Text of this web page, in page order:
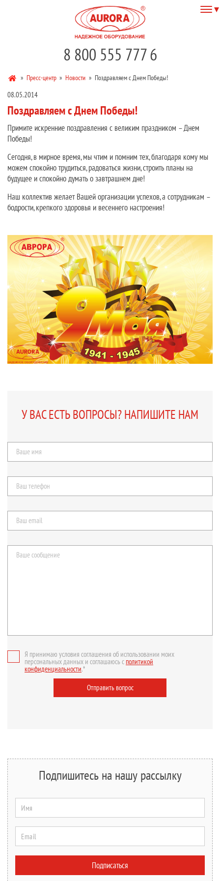
8 800 555 777 6
» Пресс-центр » Новости » Поздравляем с Днем Победы!
08.05.2014
Поздравляем с Днем Победы!
Примите искренние поздравления с великим праздником – Днем
Победы!
Сегодня, в мирное время, мы чтим и помним тех, благодаря кому мы
можем спокойно трудиться, радоваться жизни, строить планы на
будущее и спокойно думать о завтрашнем дне!
Наш коллектив желает Вашей организации успехов, а сотрудникам –
бодрости, крепкого здоровья и весеннего настроения!
У ВАС ЕСТЬ ВОПРОСЫ? НАПИШИТЕ НАМ
Я принимаю условия соглашения об использовании моих
персональных данных и соглашаюсь сполитикой
конфиденциальности.*
Отправить вопрос
Подпишитесь на нашу рассылку
Имя
Email
Подписаться